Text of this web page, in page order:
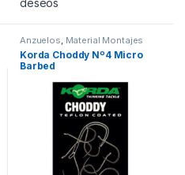
Anzuelos, Material Montajes
Korda Choddy Nº4 Micro
Barbed